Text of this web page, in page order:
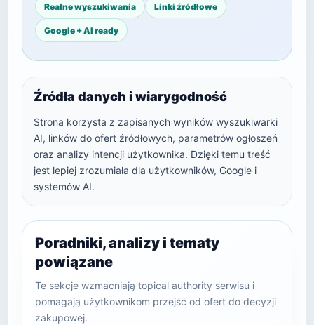
Realne wyszukiwania Linki źródłowe
Google + AI ready
Źródła danych i wiarygodność
Strona korzysta z zapisanych wyników wyszukiwarki
AI, linków do ofert źródłowych, parametrów ogłoszeń
oraz analizy intencji użytkownika. Dzięki temu treść
jest lepiej zrozumiała dla użytkowników, Google i
systemów AI.
Poradniki, analizy i tematy
powiązane
Te sekcje wzmacniają topical authority serwisu i
pomagają użytkownikom przejść od ofert do decyzji
zakupowej.